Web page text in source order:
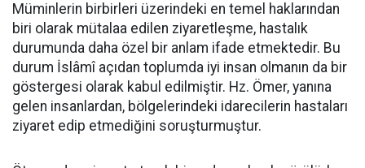
Müminlerin birbirleri üzerindeki en temel haklarından
biri olarak mütalaa edilen ziyaretleşme, hastalık
durumunda daha özel bir anlam ifade etmektedir. Bu
durum İslâmî açıdan toplumda iyi insan olmanın da bir
göstergesi olarak kabul edilmiştir. Hz. Ömer, yanına
gelen insanlardan, bölgelerindeki idarecilerin hastaları
ziyaret edip etmediğini soruşturmuştur.